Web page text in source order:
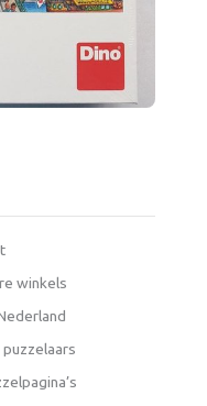
winkels
puzzelaars